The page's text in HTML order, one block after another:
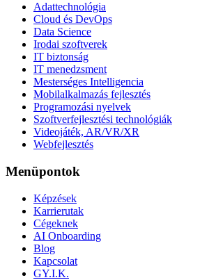
Adattechnológia
Cloud és DevOps
Data Science
Irodai szoftverek
IT biztonság
IT menedzsment
Mesterséges Intelligencia
Mobilalkalmazás fejlesztés
Programozási nyelvek
Szoftverfejlesztési technológiák
Videojáték, AR/VR/XR
Webfejlesztés
Menüpontok
Képzések
Karrierutak
Cégeknek
AI Onboarding
Blog
Kapcsolat
GY.I.K.